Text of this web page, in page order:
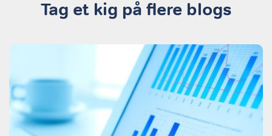
Tag et kig på flere blogs